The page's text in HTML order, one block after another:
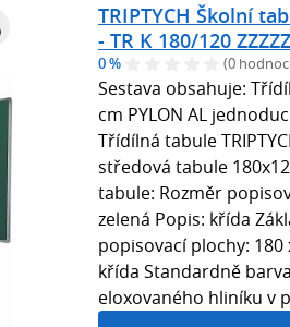
TRIPTYCH Školní
- TR K 180/120
0 % (0
Sestava obsahuje:
cm PYLON AL
Třídílná tabule
středová tabule
tabule: Rozměr
zelená Popis: křída
popisovací plochy: 180
křída Standardně
eloxovaného hliníku v